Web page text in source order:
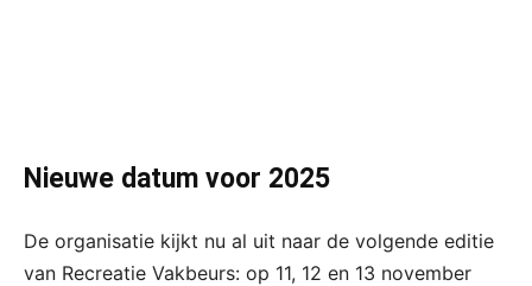
Nieuwe datum voor 2025
De organisatie kijkt nu al uit naar de volgende editie
van Recreatie Vakbeurs: op 11, 12 en 13 november